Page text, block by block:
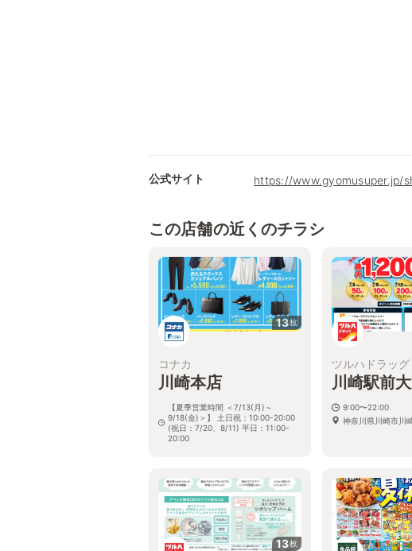
公式サイト https://www.gyomusuper.jp/
この店舗の近くのチラシ
13枚
コナカ
川崎本店
【夏季営業時間 ＜7/13(月)～
9/18(金)＞】 土日祝：10:00-20:00
(祝日：7/20、8/11) 平日：11:00-
20:00
ツルハドラッグ
川崎駅前
9:00〜22:00
神奈川県川崎市川
13枚